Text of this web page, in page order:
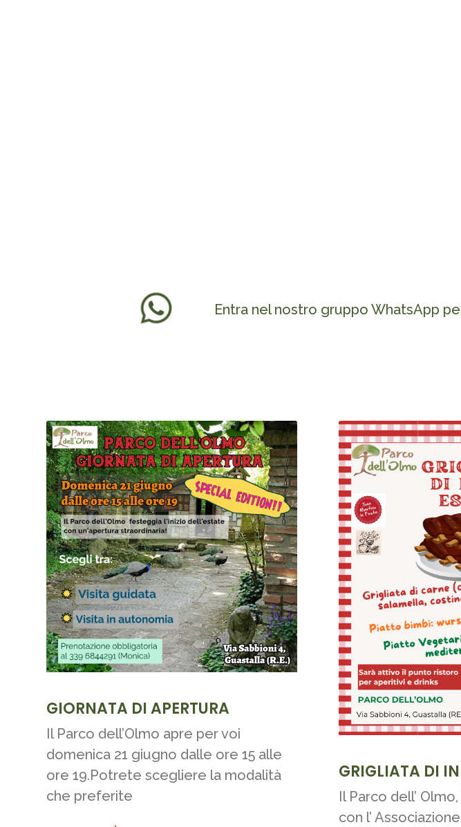
Entra nel nostro gruppo WhatsApp
GIORNATA DI APERTURA
Il Parco dell’Olmo apre per voi
domenica 21 giugno dalle ore 15 alle
ore 19.Potrete scegliere la modalità
che preferite
GRIGLIATA DI
Il Parco dell’
con l’